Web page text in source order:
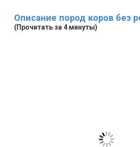
Описание пород коров без
(Прочитать за 4 минуты)